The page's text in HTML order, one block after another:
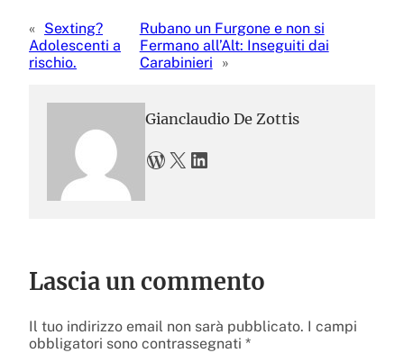
« Sexting?
Adolescenti a
rischio.
Rubano un Furgone e non si
Fermano all’Alt: Inseguiti dai
Carabinieri
»
Gianclaudio De Zottis
WordPress X LinkedIn
Lascia un commento
Il tuo indirizzo email non sarà pubblicato. I campi
obbligatori sono contrassegnati *